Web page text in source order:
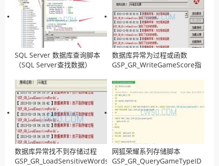
SQL Server 数据库查询脚本
（SQL Server查找数据）
数据库异常为过程或函数
GSP_GR_WriteGameScore指
数据库异常找不到存储过程
GSP_GR_LoadSensitiveWords
网狐荣耀系列存储脚本
GSP_GR_QueryGameTypeID